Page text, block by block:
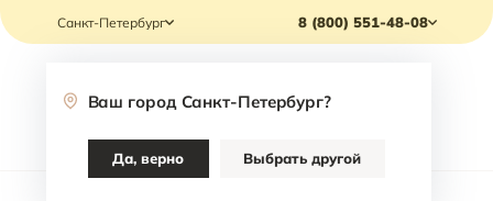
Санкт-Петербург
Ваш город Санкт-Петербург?
Да, верно Выбрать другой
8 (800) 551-48-08
Каталог